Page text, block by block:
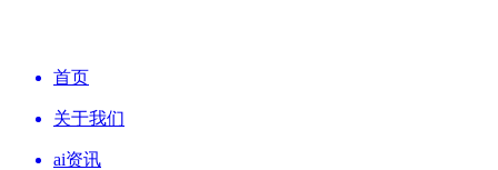
首页
关于我们
ai资讯